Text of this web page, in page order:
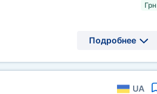
Грн
Подробнее
UA